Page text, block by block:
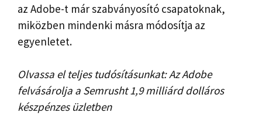
az Adobe-t már szabványosító csapatoknak,
miközben mindenki másra módosítja az
egyenletet.
Olvassa el teljes tudósításunkat: Az Adobe
felvásárolja a Semrusht 1,9 milliárd dolláros
készpénzes üzletben